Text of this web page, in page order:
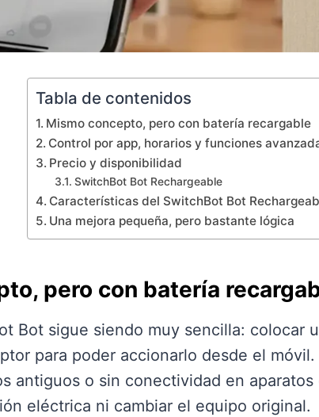
Tabla de contenidos
Mismo concepto, pero con batería recargable
Control por app, horarios y funciones
Precio y disponibilidad
SwitchBot Bot Rechargeable
Características del SwitchBot Bot
Una mejora pequeña, pero bastante lógica
pero con batería
Bot sigue siendo muy sencilla: colocar
para poder accionarlo desde el
antiguos o sin conectividad en
eléctrica ni cambiar el equipo original.